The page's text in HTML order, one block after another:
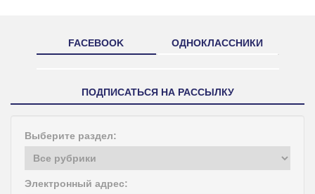
FACEBOOK ОДНОКЛАССНИКИ
ПОДПИСАТЬСЯ НА РАССЫЛКУ
Выберите раздел:
Электронный адрес: